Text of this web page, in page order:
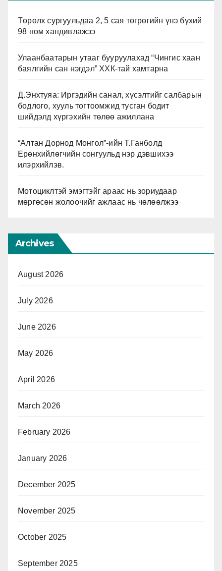
Төрөлх сургуульдаа 2, 5 сая төгрөгийн үнэ бүхий
98 ном хандивлажээ
Улаанбаатарын утааг бууруулахад “Чингис хаан
баялгийн сан нэгдэл” ХХК-тай хамтарна
Д.Энхтуяа: Иргэдийн санал, хүсэлтийг салбарын
бодлого, хууль тогтоомжид тусган бодит
шийдэлд хүргэхийн төлөө ажиллана
“Алтан Дорнод Монгол”-ийн Т.Ганболд
Ерөнхийлөгчийн сонгуульд нэр дэвшихээ
илэрхийлэв.
Мотоциклтэй эмэгтэйг араас нь зориудаар
мөргөсөн жолоочийг ажлаас нь чөлөөлжээ
Archives
August 2026
July 2026
June 2026
May 2026
April 2026
March 2026
February 2026
January 2026
December 2025
November 2025
October 2025
September 2025